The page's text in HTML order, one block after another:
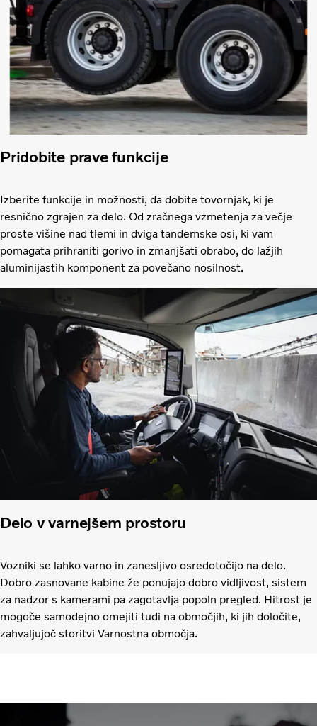
Pridobite prave funkcije
Izberite funkcije in možnosti, da dobite tovornjak, ki je
resnično zgrajen za delo. Od zračnega vzmetenja za večje
proste višine nad tlemi in dviga tandemske osi, ki vam
pomagata prihraniti gorivo in zmanjšati obrabo, do lažjih
aluminijastih komponent za povečano nosilnost.
Delo v varnejšem prostoru
Vozniki se lahko varno in zanesljivo osredotočijo na delo.
Dobro zasnovane kabine že ponujajo dobro vidljivost, sistem
za nadzor s kamerami pa zagotavlja popoln pregled. Hitrost je
mogoče samodejno omejiti tudi na območjih, ki jih določite,
zahvaljujoč storitvi Varnostna območja.